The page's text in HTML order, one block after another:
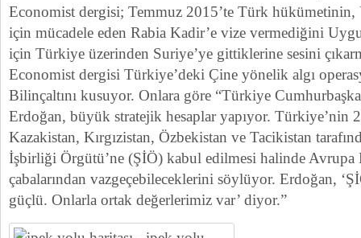
Economist dergisi; Temmuz 2015’te Türk hükümetinin,
için mücadele eden Rabia Kadir’e vize vermediğini
için Türkiye üzerinden Suriye’ye gittiklerine sesini
Economist dergisi Türkiye’deki Çine yönelik algı
Bilinçaltını kusuyor. Onlara göre “Türkiye
Erdoğan, büyük stratejik hesaplar yapıyor. Türkiye’nin
Kazakistan, Kırgızistan, Özbekistan ve Tacikistan
İşbirliği Örgütü’ne (ŞİÖ) kabul edilmesi halinde Avrupa
çabalarından vazgeçebileceklerini söylüyor. Erdoğan,
güçlü. Onlarla ortak değerlerimiz var’ diyor.”